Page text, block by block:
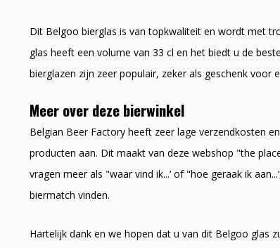
Dit Belgoo bierglas is van topkwaliteit en wordt met
glas heeft een volume van 33 cl en het biedt u de
bierglazen zijn zeer populair, zeker als geschenk voor
Meer over deze bierwinkel
Belgian Beer Factory heeft zeer lage verzendkosten
producten aan. Dit maakt van deze webshop "the
vragen meer als "waar vind ik...‘ of "hoe geraak ik
biermatch vinden.
Hartelijk dank en we hopen dat u van dit Belgoo glas